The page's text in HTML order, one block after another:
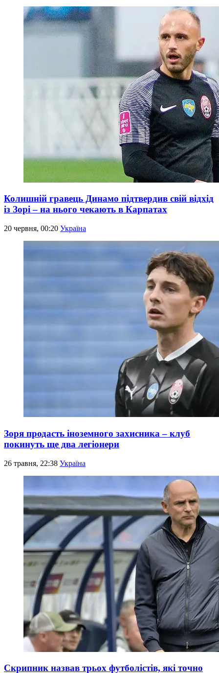
Колишній гравець Динамо підтвердив свій відхід
із Зорі – на нього чекають в Карпатах
20 червня, 00:20 Україна
Зоря продасть іноземного захисника – клуб
покинуть ще два легіонери
26 травня, 22:38 Україна
Скрипник назвав трьох футболістів, які точно